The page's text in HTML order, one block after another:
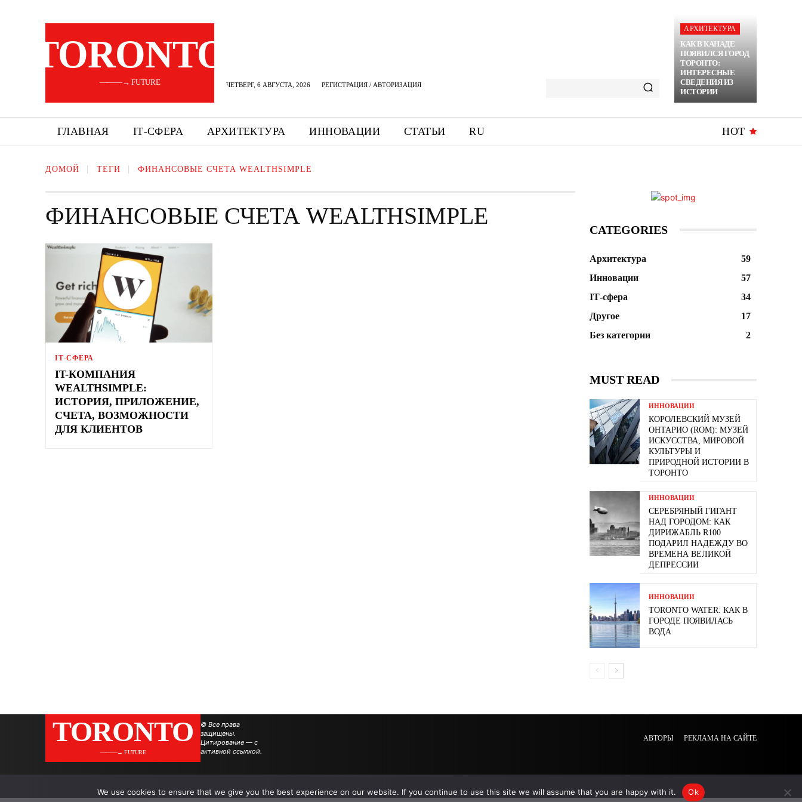
TORONTO
———→ FUTURE ЧЕТВЕРГ, 6 АВГУСТА, 2026 РЕГИСТРАЦИЯ / АВТОРИЗАЦИЯ
АРХИТЕКТУРА
КАК В КАНАДЕ
ПОЯВИЛСЯ ГОРОД
ТОРОНТО:
ИНТЕРЕСНЫЕ
СВЕДЕНИЯ ИЗ
ИСТОРИИ
ГЛАВНАЯ ІТ-СФЕРА АРХИТЕКТУРА ИННОВАЦИИ СТАТЬИ RU HOT
ДОМОЙ ТЕГИ ФИНАНСОВЫЕ СЧЕТА WEALTHSIMPLE
ФИНАНСОВЫЕ СЧЕТА WEALTHSIMPLE
ІТ-СФЕРА
IT-КОМПАНИЯ
WEALTHSIMPLE:
ИСТОРИЯ, ПРИЛОЖЕНИЕ,
СЧЕТА, ВОЗМОЖНОСТИ
ДЛЯ КЛИЕНТОВ
CATEGORIES
Архитектура
59
Инновации
57
ІТ-сфера
34
Другое
17
Без категории
2
MUST READ
ИННОВАЦИИ
КОРОЛЕВСКИЙ МУЗЕЙ
ОНТАРИО (ROM): МУЗЕЙ
ИСКУССТВА, МИРОВОЙ
КУЛЬТУРЫ И
ПРИРОДНОЙ ИСТОРИИ В
ТОРОНТО
ИННОВАЦИИ
СЕРЕБРЯНЫЙ ГИГАНТ
НАД ГОРОДОМ: КАК
ДИРИЖАБЛЬ R100
ПОДАРИЛ НАДЕЖДУ ВО
ВРЕМЕНА ВЕЛИКОЙ
ДЕПРЕССИИ
ИННОВАЦИИ
TORONTO WATER: КАК В
ГОРОДЕ ПОЯВИЛАСЬ
ВОДА
TORONTO
———→ FUTURE
© Все права
защищены.
Цитирование — с
активной ссылкой.
АВТОРЫ РЕКЛАМА НА САЙТЕ
We use cookies to ensure that we give you the best experience on our website. If you continue to use this site we will assume that you are happy with it. Ok